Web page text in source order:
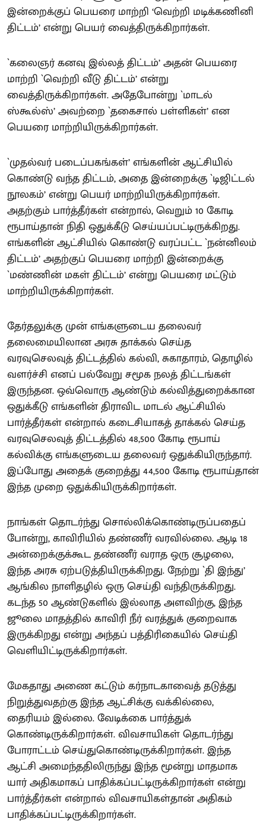
இன்றைக்குப் பெயரை மாற்றி ‘வெற்றி மடிக்கணினி
திட்டம்’ என்று பெயர் வைத்திருக்கிறார்கள்.
`கலைஞர் கனவு இல்லத் திட்டம்’ அதன் பெயரை
மாற்றி `வெற்றி வீடு திட்டம்’ என்று
வைத்திருக்கிறார்கள். அதேபோன்று `மாடல்
ஸ்கூல்ஸ்’ அவற்றை `தகைசால் பள்ளிகள்’ என
பெயரை மாற்றியிருக்கிறார்கள்.
`முதல்வர் படைப்பகங்கள்’ எங்களின் ஆட்சியில்
கொண்டு வந்த திட்டம், அதை இன்றைக்கு `டிஜிட்டல்
நூலகம்’ என்று பெயர் மாற்றியிருக்கிறார்கள்.
அதற்கும் பார்த்தீர்கள் என்றால், வெறும் 10 கோடி
ரூபாய்தான் நிதி ஒதுக்கீடு செய்யப்பட்டிருக்கிறது.
எங்களின் ஆட்சியில் கொண்டு வரப்பட்ட `நன்னிலம்
திட்டம்’ அதற்குப் பெயரை மாற்றி இன்றைக்கு
`மண்ணின் மகள் திட்டம்’ என்று பெயரை மட்டும்
மாற்றியிருக்கிறார்கள்.
தேர்தலுக்கு முன் எங்களுடைய தலைவர்
தலைமையிலான அரசு தாக்கல் செய்த
வரவுசெலவுத் திட்டத்தில் கல்வி, சுகாதாரம், தொழில்
வளர்ச்சி எனப் பல்வேறு சமூக நலத் திட்டங்கள்
இருந்தன. ஒவ்வொரு ஆண்டும் கல்வித்துறைக்கான
ஒதுக்கீடு எங்களின் திராவிட மாடல் ஆட்சியில்
பார்த்தீர்கள் என்றால் கடைசியாகத் தாக்கல் செய்த
வரவுசெலவுத் திட்டத்தில் 48,500 கோடி ரூபாய்
கல்விக்கு எங்களுடைய தலைவர் ஒதுக்கியிருந்தார்.
இப்போது அதைக் குறைத்து 44,500 கோடி ரூபாய்தான்
இந்த முறை ஒதுக்கியிருக்கிறார்கள்.
நாங்கள் தொடர்ந்து சொல்லிக்கொண்டிருப்பதைப்
போன்று, காவிரியில் தண்ணீர் வரவில்லை. ஆடி 18
அன்றைக்குக்கூட தண்ணீர் வராத ஒரு சூழலை,
இந்த அரசு ஏற்படுத்தியிருக்கிறது. நேற்று `தி இந்து’
ஆங்கில நாளிதழில் ஒரு செய்தி வந்திருக்கிறது.
கடந்த 50 ஆண்டுகளில் இல்லாத அளவிற்கு, இந்த
ஜூலை மாதத்தில் காவிரி நீர் வரத்துக் குறைவாக
இருக்கிறது என்று அந்தப் பத்திரிகையில் செய்தி
வெளியிட்டிருக்கிறார்கள்.
மேகதாது அணை கட்டும் கர்நாடகாவைத் தடுத்து
நிறுத்துவதற்கு இந்த ஆட்சிக்கு வக்கில்லை,
தைரியம் இல்லை. வேடிக்கை பார்த்துக்
கொண்டிருக்கிறார்கள். விவசாயிகள் தொடர்ந்து
போராட்டம் செய்துகொண்டிருக்கிறார்கள். இந்த
ஆட்சி அமைந்ததிலிருந்து இந்த மூன்று மாதமாக
யார் அதிகமாகப் பாதிக்கப்பட்டிருக்கிறார்கள் என்று
பார்த்தீர்கள் என்றால் விவசாயிகள்தான் அதிகம்
பாதிக்கப்பட்டிருக்கிறார்கள்.